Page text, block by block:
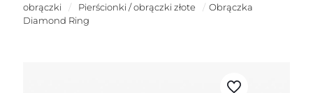
obrączki
/ Pierścionki / obrączki złote / Obrączka
Diamond Ring